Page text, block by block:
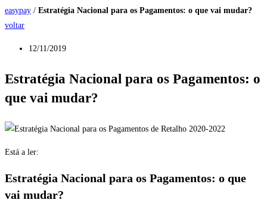
easypay / Estratégia Nacional para os Pagamentos: o que vai mudar?
voltar
12/11/2019
Estratégia Nacional para os Pagamentos: o
que vai mudar?
Está a ler:
Estratégia Nacional para os Pagamentos: o que
vai mudar?